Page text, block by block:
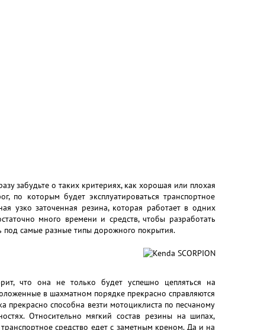
забудьте о таких критериях, как хорошая или плохая
по которым будет эксплуатироваться транспортное
узко заточенная резина, которая работает в одних
много времени и средств, чтобы разработать
самые разные типы дорожного покрытия.
что она не только будет успешно цепляться на
в шахматном порядке прекрасно справляются
способна везти мотоциклиста по песчаному
Относительно мягкий состав резины на шипах,
средство едет с заметным креном. Да и на